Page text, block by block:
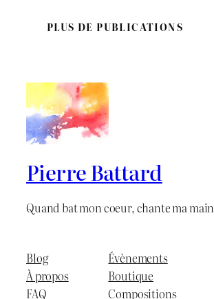
PLUS DE PUBLICATIONS
Pierre Battard
Quand bat mon coeur, chante ma main
Blog
À propos
FAQ
Évènements
Boutique
Compositions